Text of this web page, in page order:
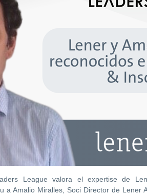
League valora el expertise de
a Amalio Miralles, Soci Director de Lener